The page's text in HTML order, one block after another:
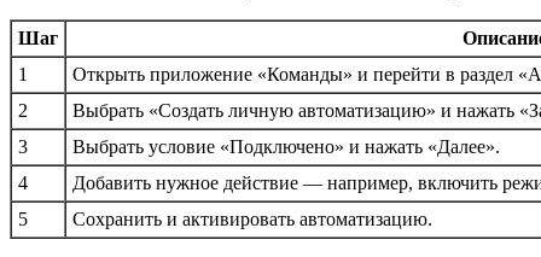
Шаг
1
Открыть приложение «Команды» и перейти в раздел
2
Выбрать «Создать личную автоматизацию» и нажать
3
Выбрать условие «Подключено» и нажать «Далее».
4
Добавить нужное действие — например, включить
5
Сохранить и активировать автоматизацию.